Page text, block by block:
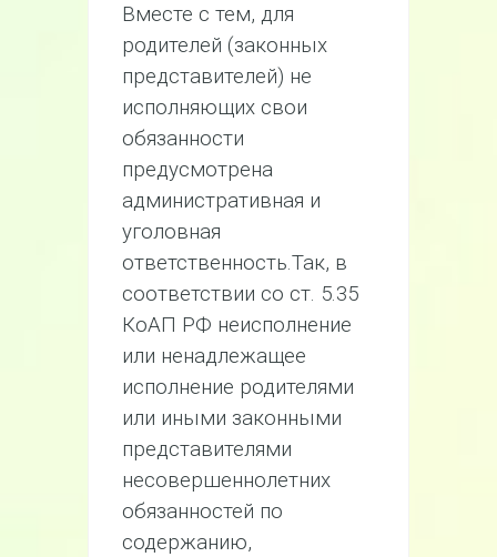
Вместе с тем, для
родителей (законных
представителей) не
исполняющих свои
обязанности
предусмотрена
административная и
уголовная
ответственность.Так, в
соответствии со ст. 5.35
КоАП РФ неисполнение
или ненадлежащее
исполнение родителями
или иными законными
представителями
несовершеннолетних
обязанностей по
содержанию,